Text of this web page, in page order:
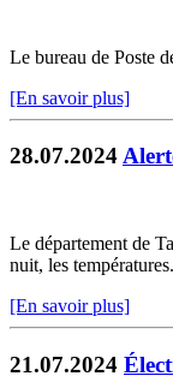
Le bureau de Poste
[En savoir plus]
28.07.2024
Le département de
nuit, les
[En savoir plus]
21.07.2024